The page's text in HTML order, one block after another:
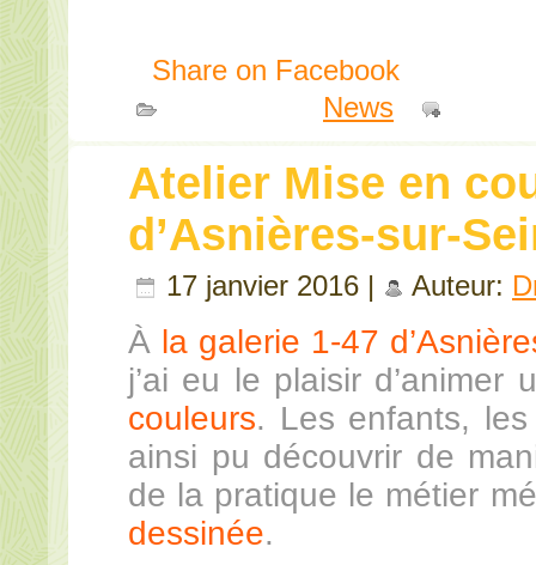
Share on Facebook
News
Atelier Mise en
d’Asnières-sur-
17 janvier 2016 | Auteur:
À la galerie 1-47
j’ai eu le plaisir d’animer
couleurs. Les enfants,
ainsi pu découvrir de
de la pratique le métier
dessinée.